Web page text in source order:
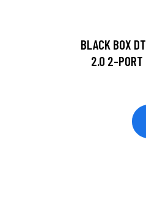
BLACK BOX
2.0 2-PORT